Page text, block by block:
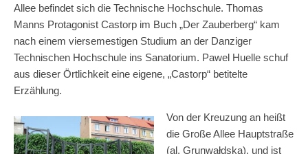
Allee befindet sich die Technische Hochschule. Thomas
Manns Protagonist Castorp im Buch „Der Zauberberg“ kam
nach einem viersemestigen Studium an der Danziger
Technischen Hochschule ins Sanatorium. Pawel Huelle schuf
aus dieser Örtlichkeit eine eigene, „Castorp“ betitelte
Erzählung.
Von der Kreuzung an heißt
die Große Allee Hauptstraße
(al. Grunwałdska), und ist